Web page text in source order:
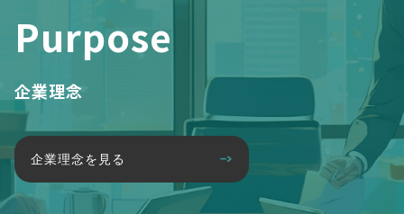
Purpose
企業理念
企業理念を見る